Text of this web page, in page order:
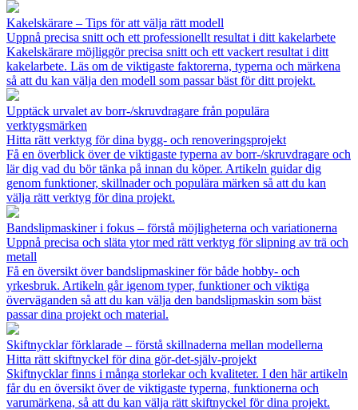
Kakelskärare – Tips för att välja rätt modell
Uppnå precisa snitt och ett professionellt resultat i ditt kakelarbete
Kakelskärare möjliggör precisa snitt och ett vackert resultat i ditt
kakelarbete. Läs om de viktigaste faktorerna, typerna och märkena
så att du kan välja den modell som passar bäst för ditt projekt.
Upptäck urvalet av borr-/skruvdragare från populära
verktygsmärken
Hitta rätt verktyg för dina bygg- och renoveringsprojekt
Få en överblick över de viktigaste typerna av borr-/skruvdragare och
lär dig vad du bör tänka på innan du köper. Artikeln guidar dig
genom funktioner, skillnader och populära märken så att du kan
välja rätt verktyg för dina projekt.
Bandslipmaskiner i fokus – förstå möjligheterna och variationerna
Uppnå precisa och släta ytor med rätt verktyg för slipning av trä och
metall
Få en översikt över bandslipmaskiner för både hobby- och
yrkesbruk. Artikeln går igenom typer, funktioner och viktiga
överväganden så att du kan välja den bandslipmaskin som bäst
passar dina projekt och material.
Skiftnycklar förklarade – förstå skillnaderna mellan modellerna
Hitta rätt skiftnyckel för dina gör-det-själv-projekt
Skiftnycklar finns i många storlekar och kvaliteter. I den här artikeln
får du en översikt över de viktigaste typerna, funktionerna och
varumärkena, så att du kan välja rätt skiftnyckel för dina projekt.